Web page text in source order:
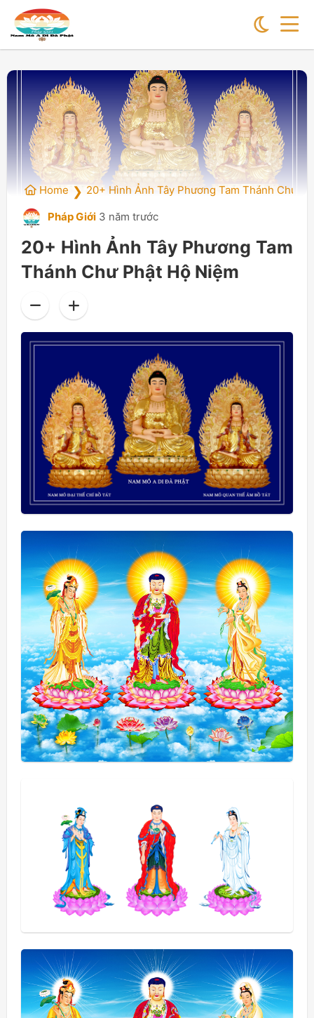
Home ❯ 20+ Hình Ảnh Tây Phương Tam Thánh Chư
Pháp Giới 3 năm trước
20+ Hình Ảnh Tây Phương Tam
Thánh Chư Phật Hộ Niệm